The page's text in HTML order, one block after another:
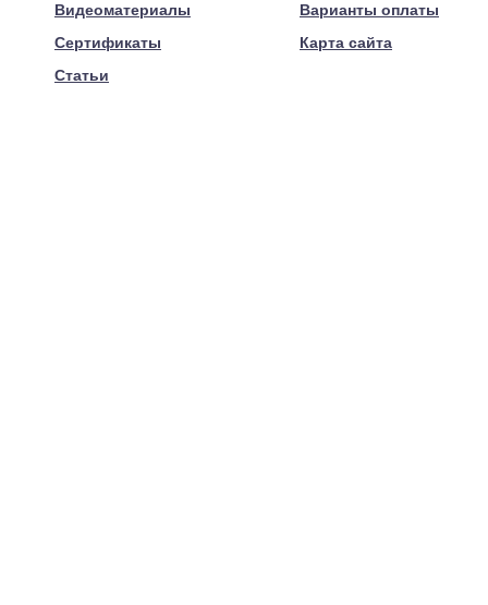
Видеоматериалы
Сертификаты
Статьи
Варианты оплаты
Карта сайта